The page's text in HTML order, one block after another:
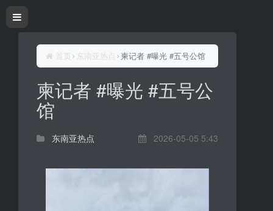
首页 东南亚热点 柬记者 #曝光 #五号公馆
柬记者 #曝光 #五号公
馆
东南亚热点 2026-05-05 5:43